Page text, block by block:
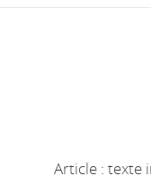
Article : texte